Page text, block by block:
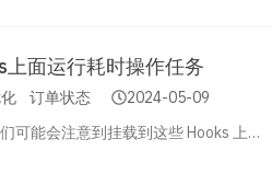
面运行耗时操作任务
订单状态
2024-05-09
可能会注意到挂载到这些 Hooks 上…